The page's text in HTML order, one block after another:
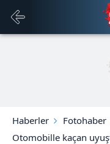
Haberler Fotohaber
Otomobille kaçan